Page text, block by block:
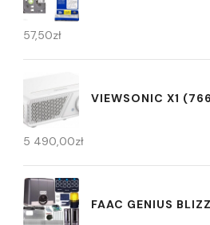
57,50zł
VIEWSONIC X1
5 490,00zł
FAAC GENIUS